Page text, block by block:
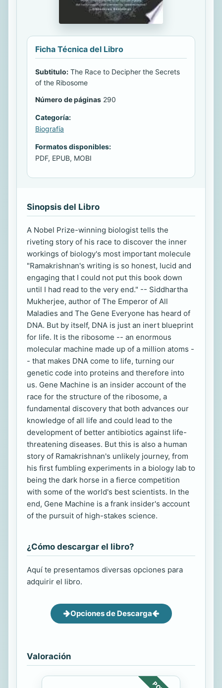
Ficha Técnica del Libro
Subtitulo: The Race to Decipher the Secrets
of the Ribosome
Número de páginas 290
Categoría:
Biografía
Formatos disponibles:
PDF, EPUB, MOBI
Sinopsis del Libro
A Nobel Prize-winning biologist tells the
riveting story of his race to discover the inner
workings of biology's most important molecule
"Ramakrishnan's writing is so honest, lucid and
engaging that I could not put this book down
until I had read to the very end." -- Siddhartha
Mukherjee, author of The Emperor of All
Maladies and The Gene Everyone has heard of
DNA. But by itself, DNA is just an inert blueprint
for life. It is the ribosome -- an enormous
molecular machine made up of a million atoms -
- that makes DNA come to life, turning our
genetic code into proteins and therefore into
us. Gene Machine is an insider account of the
race for the structure of the ribosome, a
fundamental discovery that both advances our
knowledge of all life and could lead to the
development of better antibiotics against life-
threatening diseases. But this is also a human
story of Ramakrishnan's unlikely journey, from
his first fumbling experiments in a biology lab to
being the dark horse in a fierce competition
with some of the world's best scientists. In the
end, Gene Machine is a frank insider's account
of the pursuit of high-stakes science.
¿Cómo descargar el libro?
Aquí te presentamos diversas opciones para
adquirir el libro.
Opciones de Descarga
Valoración